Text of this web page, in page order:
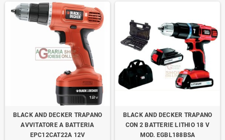
BLACK AND DECKER TRAPANO
AVVITATORE A BATTERIA
EPC12CAT22A 12V
BLACK AND DECKER TRAPANO
CON 2 BATTERIE LITHIO 18 V
MOD. EGBL188BSA